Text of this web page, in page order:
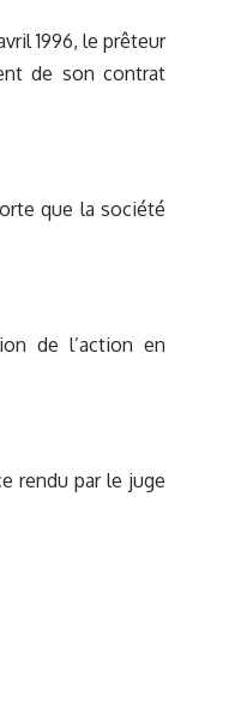
1996, le prêteur
de son contrat
que la société
de l’action en
rendu par le juge